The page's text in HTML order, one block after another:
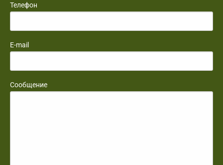
Телефон
E-mail
Сообщение